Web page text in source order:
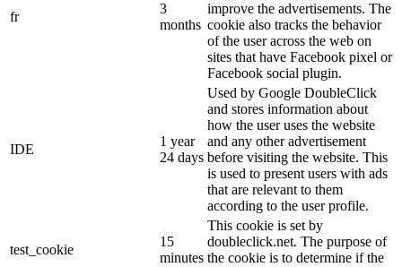
fr
3
months
improve the advertisements. The
cookie also tracks the behavior
of the user across the web on
sites that have Facebook pixel or
Facebook social plugin.
IDE
1 year
24 days
Used by Google DoubleClick
and stores information about
how the user uses the website
and any other advertisement
before visiting the website. This
is used to present users with ads
that are relevant to them
according to the user profile.
test_cookie
15
minutes
This cookie is set by
doubleclick.net. The purpose of
the cookie is to determine if the